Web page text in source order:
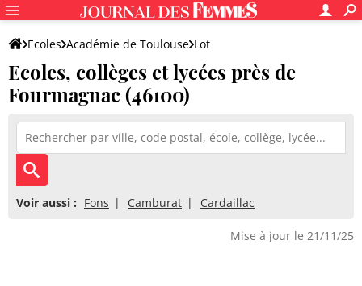
Ecoles Académie de Toulouse Lot
Ecoles, collèges et lycées près de
Fourmagnac (46100)
Voir aussi : Fons Camburat Cardaillac
Mise à jour le 21/11/25